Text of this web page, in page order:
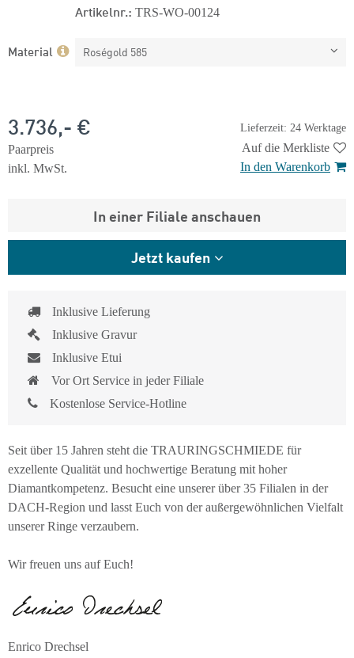
Artikelnr.: TRS-WO-00124
Material Roségold 585
Lieferzeit: 24 Werktage
3.736,- €
Paarpreis
inkl. MwSt.
Auf die Merkliste
In den Warenkorb
In einer Filiale anschauen
Jetzt kaufen
Inklusive Lieferung
Inklusive Gravur
Inklusive Etui
Vor Ort Service in jeder Filiale
Kostenlose Service-Hotline
Seit über 15 Jahren steht die TRAURINGSCHMIEDE für
exzellente Qualität und hochwertige Beratung mit hoher
Diamantkompetenz. Besucht eine unserer über 35 Filialen in der
DACH-Region und lasst Euch von der außergewöhnlichen Vielfalt
unserer Ringe verzaubern.
Wir freuen uns auf Euch!
Enrico Drechsel